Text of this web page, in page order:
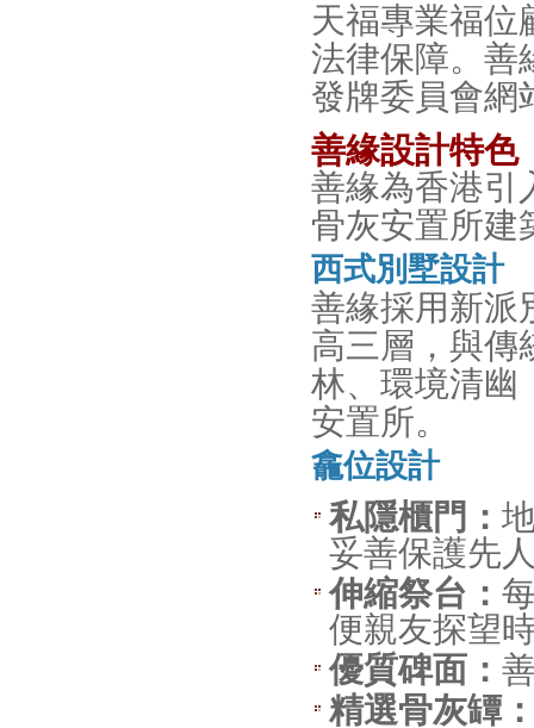
天福專業福位
法律保障。善
發牌委員會網
善緣設計特色
善緣為香港引
骨灰安置所建
西式別墅設計
善緣採用新派
高三層，與傳
林、環境清幽
安置所。
龕位設計
私隱櫃門：
妥善保護先
伸縮祭台：
便親友探望
優質碑面：
精選骨灰罈